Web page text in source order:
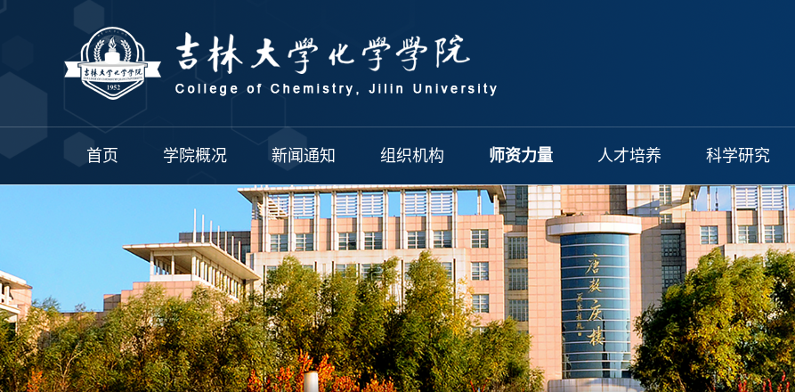
首页 学院概况 新闻通知 组织机构 师资力量 人才培养 科学研究